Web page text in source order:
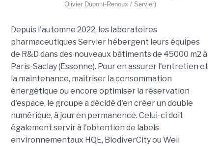
Olivier Dupont-Renoux / Servier)
Depuis l'automne 2022, les laboratoires
pharmaceutiques Servier hébergent leurs équipes
de R&D dans des nouveaux bâtiments de 45000 m2 à
Paris-Saclay (Essonne). Pour en assurer l'entretien et
la maintenance, maîtriser la consommation
énergétique ou encore optimiser la réservation
d'espace, le groupe a décidé d'en créer un double
numérique, à jour en permanence. Celui-ci doit
également servir à l'obtention de labels
environnementaux HQE, BiodiverCity ou Well